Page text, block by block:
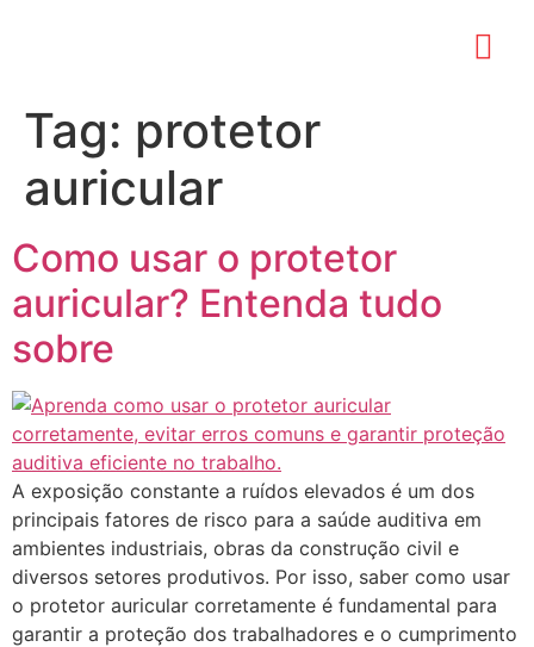
Tag: protetor
auricular
Como usar o protetor
auricular? Entenda tudo
sobre
A exposição constante a ruídos elevados é um dos
principais fatores de risco para a saúde auditiva em
ambientes industriais, obras da construção civil e
diversos setores produtivos. Por isso, saber como usar
o protetor auricular corretamente é fundamental para
garantir a proteção dos trabalhadores e o cumprimento